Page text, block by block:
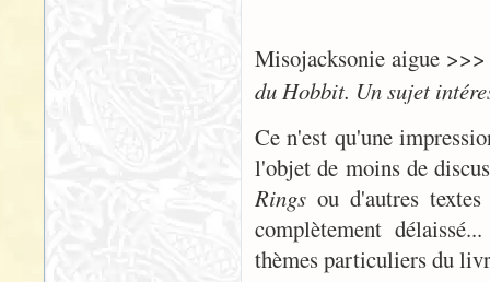
Misojacksonie aigue
du Hobbit. Un sujet
Ce n'est qu'une
l'objet de moins de
Rings ou d'autres
complètement
thèmes particuliers du